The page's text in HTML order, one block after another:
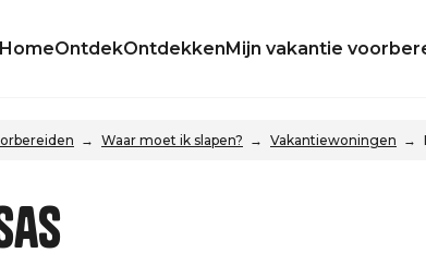
HomeOntdekOntdekkenMijn vakantie
Waar moet ik slapen? Vakantiewoningen